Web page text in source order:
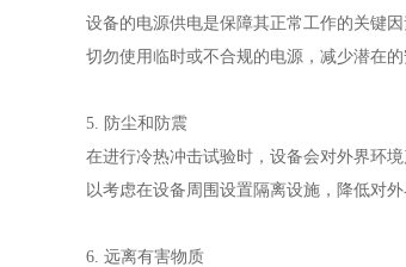
设备的电源供电是保障其正常工作的关键
切勿使用临时或不合规的电源，减少潜在的
5. 防尘和防震
在进行冷热冲击试验时，设备会对外界环
以考虑在设备周围设置隔离设施，降低对外
6. 远离有害物质